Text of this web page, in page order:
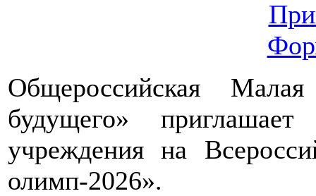
Общероссийская
будущего»
учреждения на
олимп-2026».